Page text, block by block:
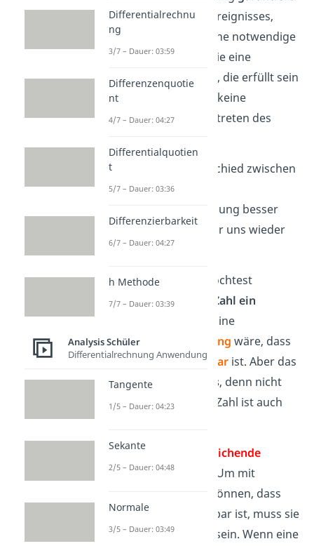
das Eintreteneines Ereignisses,
wenn sie erfüllt ist. Eine notwendige
Bedingung ist eher wie eine
Mindestanforderung , die erfüllt sein
muss. Sie bietet aber keine
Sicherheit für das Eintreten des
Damit du den Unterschied zwischen
notwendiger und
hinreichender Bedingung besser
verstehst, schauen wir uns wieder
ein
Beispieldazu an:
Angenommen, du möchtest
überprüfen, ob eine
Zahl ein
ist. Eine
notwendige Bedingung wäre, dass
dieZahl durch 2 teilbar ist. Aber das
alleinreicht nicht aus, denn nicht
jede durch 2 teilbare Zahl ist auch
Hier kommt die
hinreichende
Bedingungins Spiel: Um mit
Sicherheit sagen zu können, dass
eine Zahl durch 6 teilbar ist, muss sie
auchdurch 3 teilbar
sein. Wenn eine
Differentialrechnu
ng
3/7 – Dauer: 03:59
Differenzenquotie
nt
4/7 – Dauer: 04:27
Differentialquotien
t
5/7 – Dauer: 03:36
Differenzierbarkeit
6/7 – Dauer: 04:27
h Methode
7/7 – Dauer: 03:39
Analysis Schüler
Differentialrechnung Anwendung
Tangente
1/5 – Dauer: 04:23
Sekante
2/5 – Dauer: 04:48
Normale
3/5 – Dauer: 03:49